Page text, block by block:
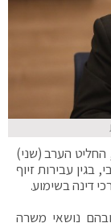
הערב (שני)
עבירות זיוף
דינה בשימוע.
נוספים, ובהם נושאי משרה